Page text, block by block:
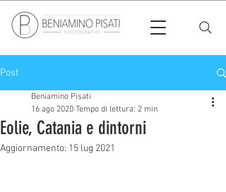
Post
Eolie, Catania e dintorni
Beniamino Pisati
16 ago 2020 Tempo di lettura: 2 min
Aggiornamento: 15 lug 2021